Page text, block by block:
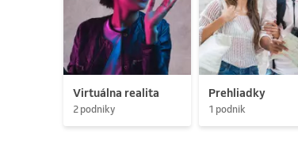
Virtuálna realita
2 podniky
Prehliadky
1 podnik